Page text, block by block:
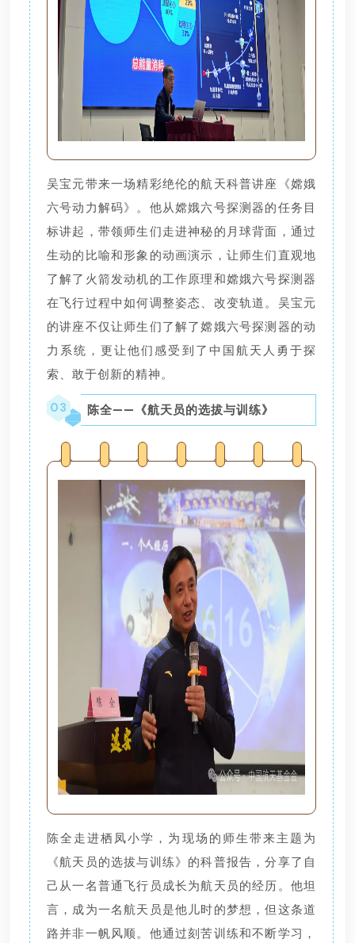
吴宝元带来一场精彩绝伦的航天科普讲座《嫦娥
六号动力解码》。他从嫦娥六号探测器的任务目
标讲起，带领师生们走进神秘的月球背面，通过
生动的比喻和形象的动画演示，让师生们直观地
了解了火箭发动机的工作原理和嫦娥六号探测器
在飞行过程中如何调整姿态、改变轨道。吴宝元
的讲座不仅让师生们了解了嫦娥六号探测器的动
力系统，更让他们感受到了中国航天人勇于探
索、敢于创新的精神。
03 陈全——《航天员的选拔与训练》
陈全走进栖凤小学，为现场的师生带来主题为
《航天员的选拔与训练》的科普报告，分享了自
己从一名普通飞行员成长为航天员的经历。他坦
言，成为一名航天员是他儿时的梦想，但这条道
路并非一帆风顺。他通过刻苦训练和不断学习，